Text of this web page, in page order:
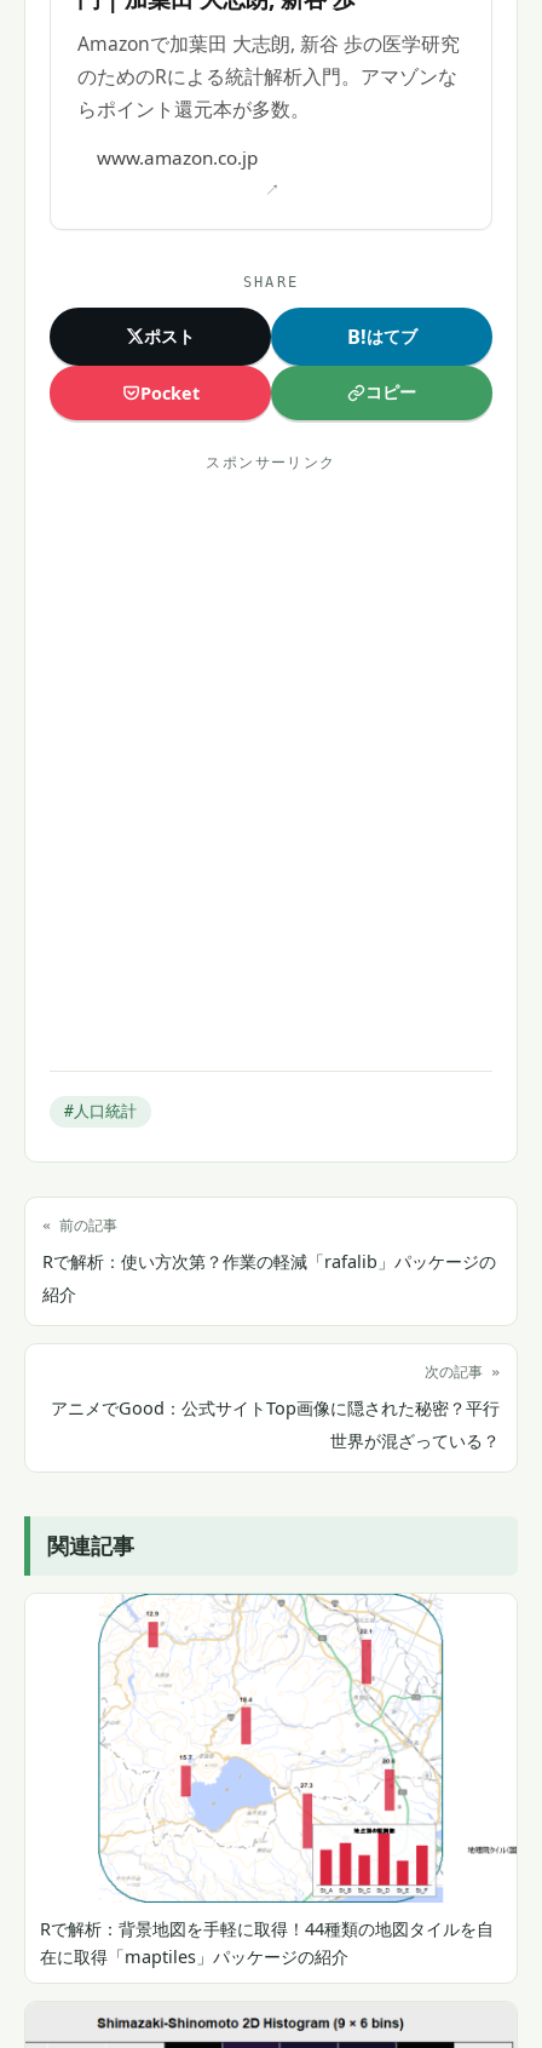
Amazonで加葉田 大志朗, 新谷 歩の医学研究
のためのRによる統計解析入門。アマゾンな
らポイント還元本が多数。
www.amazon.co.jp
SHARE
ポスト B!はてブ
Pocket コピー
スポンサーリンク
#人口統計
« 前の記事
Rで解析：使い方次第？作業の軽減「rafalib」パッケージの
紹介
次の記事 »
アニメでGood：公式サイトTop画像に隠された秘密？平行
世界が混ざっている？
関連記事
Rで解析：背景地図を手軽に取得！44種類の地図タイルを自
在に取得「maptiles」パッケージの紹介